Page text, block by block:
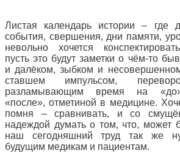
Листая календарь истории – где
события, свершения, дни памяти,
невольно хочется
пусть это будут заметки о чём-то
и далёком, зыбком и
ставшем импульсом,
разламывающим время на
«после», отметиной в медицине.
помня – сравнивать, и со
надеждой думать о том, что, может
наш сегодняшний труд так же
будущим медикам и пациентам.